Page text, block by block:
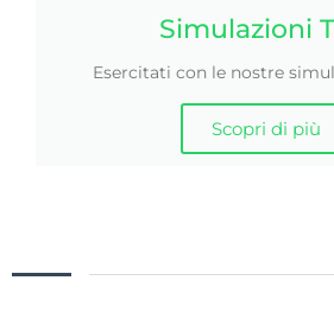
Simulazioni
Esercitati con le nostre
Scopri di più